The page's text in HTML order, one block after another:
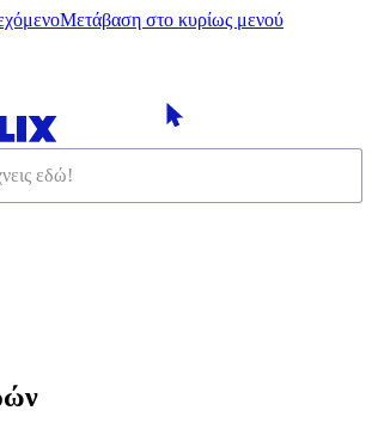
Μετάβαση στο κυρίως μενού